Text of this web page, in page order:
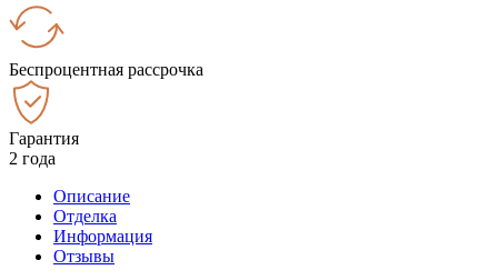
Беспроцентная рассрочка
Гарантия
2 года
Описание
Отделка
Информация
Отзывы